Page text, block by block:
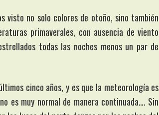
visto no solo colores de otoño, sino también
primaverales, con ausencia de viento
todas las noches menos un par de
cinco años, y es que la meteorología es
es muy normal de manera continuada…. Sin